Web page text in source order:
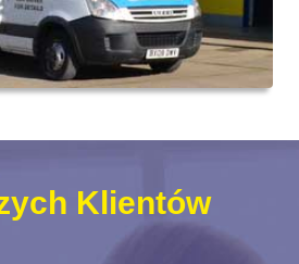
Klientów